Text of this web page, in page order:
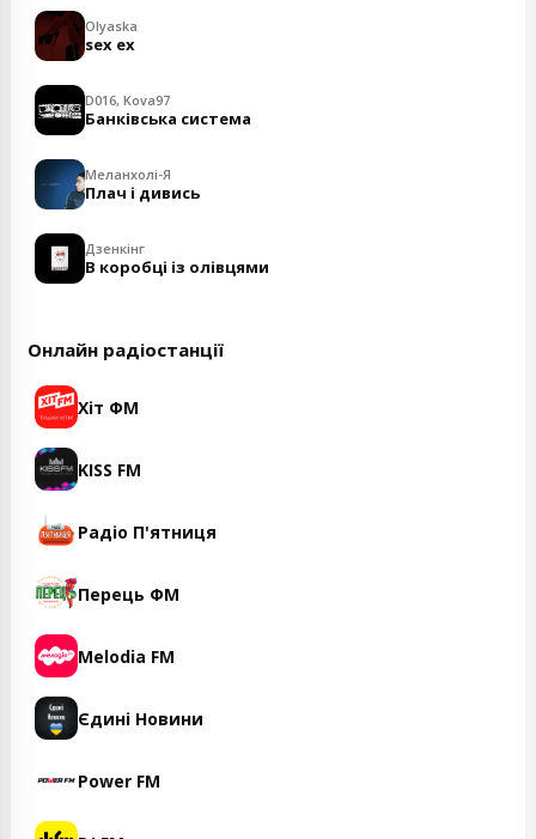
Olyaska
sex ex
D016, Kova97
Банківська система
Меланхолі-Я
Плач і дивись
Дзенкінг
В коробці із олівцями
Онлайн радіостанції
Хіт ФМ
KISS FM
Радіо П'ятниця
Перець ФМ
Melodia FM
Єдині Новини
Power FM